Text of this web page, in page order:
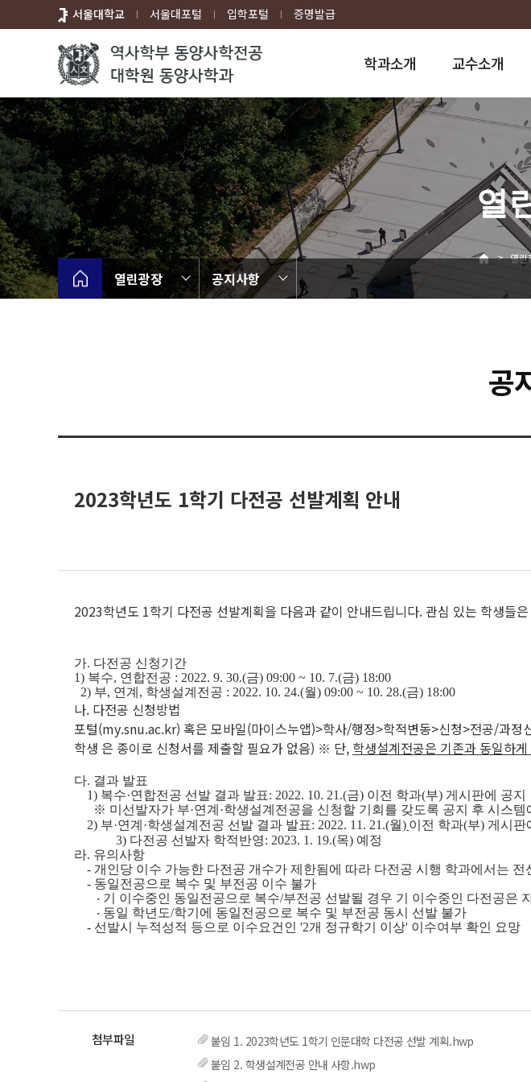
로
뉴
서울대학교 서울대포털 입학포털 증명발급
학과소개 교수소개
열
> 열린
열린광장 공지사항
공
2023학년도 1학기 다전공 선발계획 안내
2023학년도 1학기 다전공 선발계획을 다음과 같이 안내드립니다. 관심 있는 학생들
가. 다전공 신청기간
1) 복수, 연합전공 : 2022. 9. 30.(금) 09:00 ~ 10. 7.(금) 18:00
2) 부, 연계, 학생설계전공 : 2022. 10. 24.(월) 09:00 ~ 10. 28.(금) 18:00
나. 다전공 신청방법
포털(my.snu.ac.kr) 혹은 모바일(마이스누앱)>학사/행정>학적변동>신청>전공/과
학생 은 종이로 신청서를 제출할 필요가 없음) ※ 단, 학생설계전공은 기존과 동일하게
다. 결과 발표
1) 복수·연합전공 선발 결과 발표: 2022. 10. 21.(금) 이전 학과(부) 게시판에 공지
※ 미선발자가 부·연계 ·학생설계전공을 신청할 기회를 갖도록 공지 후 시스템
2) 부·연계 ·학생설계전공 선발 결과 발표: 2022. 11. 21.(월) 이전 학과(부) 게시판
3) 다전공 선발자 학적반영: 2023. 1. 19.(목) 예정
라. 유의사항
- 개인당 이수 가능한 다전공 개수가 제한됨에 따라 다전공 시행 학과에서는
- 동일전공으로 복수 및 부전공 이수 불가
‧ 기 이수중인 동일전공으로 복수/부전공 선발될 경우 기 이수중인 다전공은
‧ 동일 학년도/학기에 동일전공으로 복수 및 부전공 동시 선발 불가
- 선발시 누적성적 등으로 이수요건인 '2개 정규학기 이상' 이수여부 확인 요망
붙임 1. 2023학년도 1학기 인문대학 다전공 선발 계획.hwp
붙임 2. 학생설계전공 안내 사항.hwp